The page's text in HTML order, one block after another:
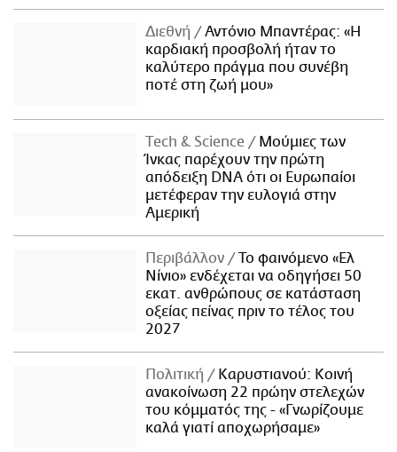
Διεθνή
Αντόνιο Μπαντέρας: «Η
καρδιακή προσβολή ήταν το
καλύτερο πράγμα που συνέβη
ποτέ στη ζωή μου»
Τech & Science
Μούμιες των
Ίνκας παρέχουν την πρώτη
απόδειξη DNA ότι οι Ευρωπαίοι
μετέφεραν την ευλογιά στην
Αμερική
Περιβάλλον
Το φαινόμενο «Ελ
Νίνιο» ενδέχεται να οδηγήσει 50
εκατ. ανθρώπους σε κατάσταση
οξείας πείνας πριν το τέλος του
2027
Πολιτική
Καρυστιανού: Κοινή
ανακοίνωση 22 πρώην στελεχών
του κόμματός της - «Γνωρίζουμε
καλά γιατί αποχωρήσαμε»